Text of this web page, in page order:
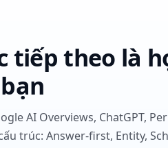
tiếp theo là
AI Overviews, ChatGPT,
trúc: Answer-first, Entity,